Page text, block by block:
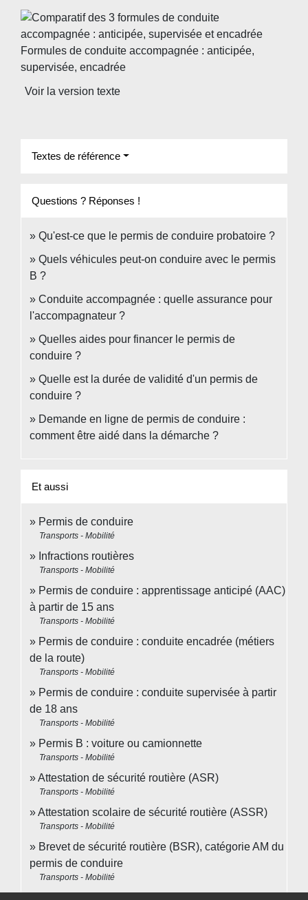
Formules de conduite accompagnée : anticipée,
supervisée, encadrée
Voir la version texte
Textes de référence
Questions ? Réponses !
Qu'est-ce que le permis de conduire probatoire ?
Quels véhicules peut-on conduire avec le permis
B ?
Conduite accompagnée : quelle assurance pour
l'accompagnateur ?
Quelles aides pour financer le permis de
conduire ?
Quelle est la durée de validité d'un permis de
conduire ?
Demande en ligne de permis de conduire :
comment être aidé dans la démarche ?
Et aussi
Permis de conduire
Transports - Mobilité
Infractions routières
Transports - Mobilité
Permis de conduire : apprentissage anticipé (AAC)
à partir de 15 ans
Transports - Mobilité
Permis de conduire : conduite encadrée (métiers
de la route)
Transports - Mobilité
Permis de conduire : conduite supervisée à partir
de 18 ans
Transports - Mobilité
Permis B : voiture ou camionnette
Transports - Mobilité
Attestation de sécurité routière (ASR)
Transports - Mobilité
Attestation scolaire de sécurité routière (ASSR)
Transports - Mobilité
Brevet de sécurité routière (BSR), catégorie AM du
permis de conduire
Transports - Mobilité